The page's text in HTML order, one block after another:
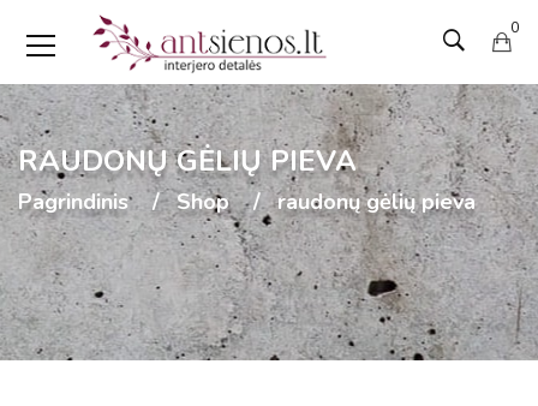
0
RAUDONŲ GĖLIŲ PIEVA
Pagrindinis Shop raudonų gėlių pieva